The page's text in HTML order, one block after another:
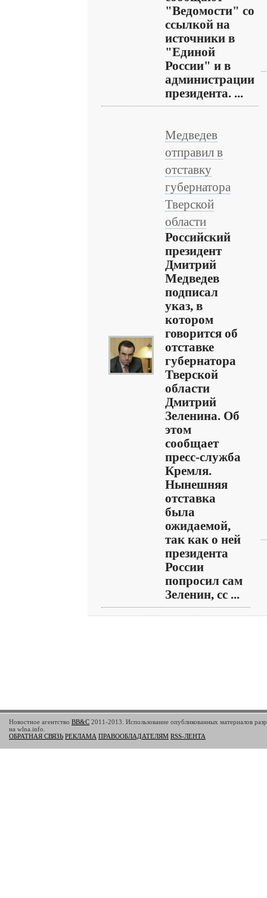
"Ведомости" со
ссылкой на
источники в
"Единой
России" и в
администрации
президента. ...
Медведев
отправил в
отставку
губернатора
Тверской
области
Российский
президент
Дмитрий
Медведев
подписал
указ, в
котором
говорится об
отставке
губернатора
Тверской
области
Дмитрий
Зеленина. Об
этом
сообщает
пресс-служба
Кремля.
Нынешняя
отставка
была
ожидаемой,
так как о ней
президента
России
попросил сам
Зеленин, сс ...
Новостное агентство BB&C 2011-2013. Использование опубликованных материалов
на wlna.info.
ОБРАТНАЯ СВЯЗЬ РЕКЛАМА ПРАВООБЛАДАТЕЛЯМ RSS-ЛЕНТА